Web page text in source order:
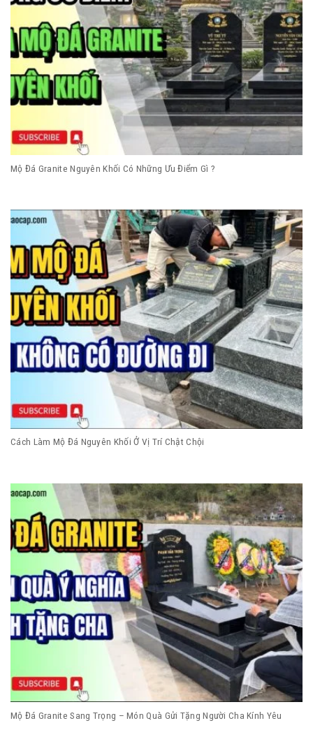
Mộ Đá Granite Nguyên Khối Có Những Ưu Điểm Gì ?
Cách Làm Mộ Đá Nguyên Khối Ở Vị Trí Chật Chội
Mộ Đá Granite Sang Trọng – Món Quà Gửi Tặng Người Cha Kính Yêu